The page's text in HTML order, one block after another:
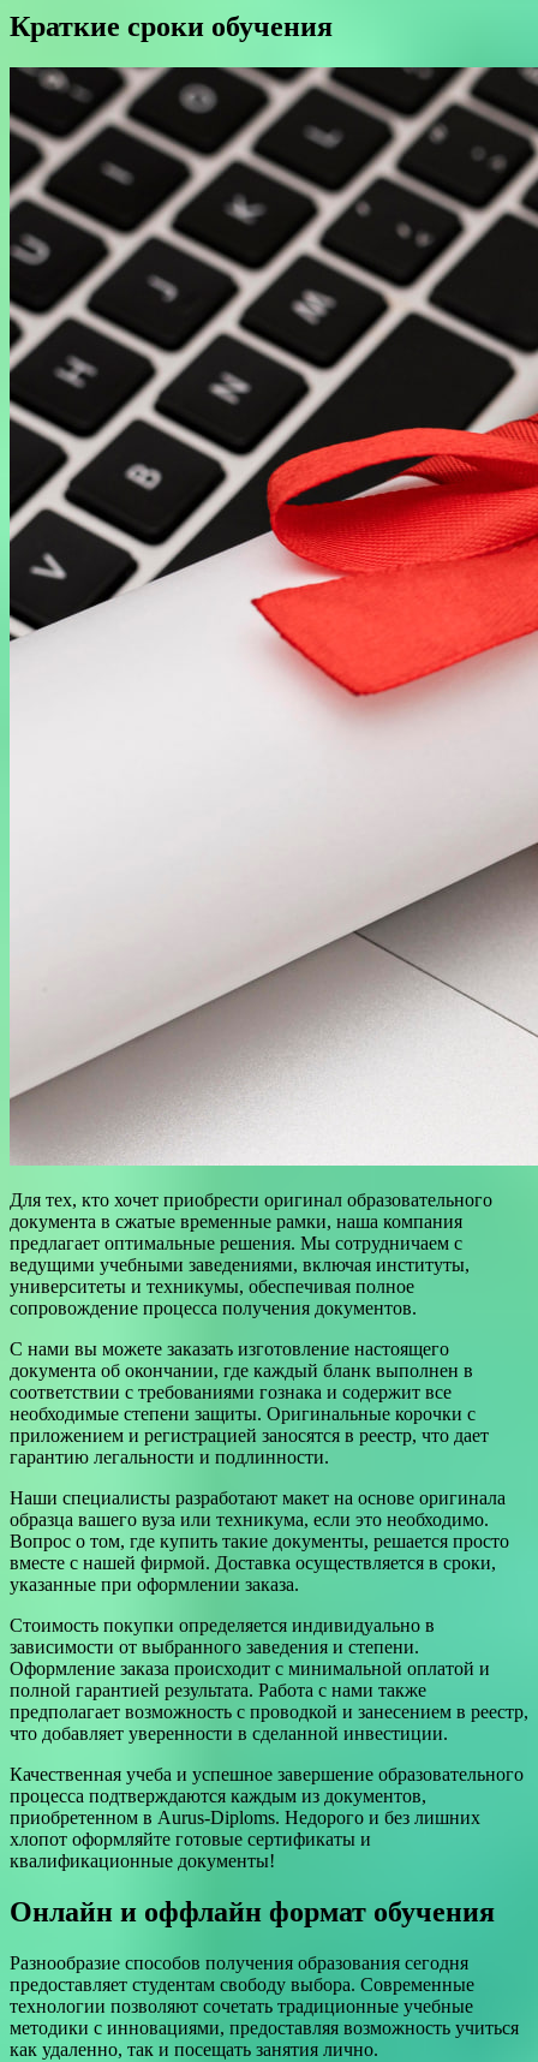
Краткие сроки обучения
Для тех, кто хочет приобрести оригинал образовательного
документа в сжатые временные рамки, наша компания
предлагает оптимальные решения. Мы сотрудничаем с
ведущими учебными заведениями, включая институты,
университеты и техникумы, обеспечивая полное
сопровождение процесса получения документов.
С нами вы можете заказать изготовление настоящего
документа об окончании, где каждый бланк выполнен в
соответствии с требованиями гознака и содержит все
необходимые степени защиты. Оригинальные корочки с
приложением и регистрацией заносятся в реестр, что дает
гарантию легальности и подлинности.
Наши специалисты разработают макет на основе оригинала
образца вашего вуза или техникума, если это необходимо.
Вопрос о том, где купить такие документы, решается просто
вместе с нашей фирмой. Доставка осуществляется в сроки,
указанные при оформлении заказа.
Стоимость покупки определяется индивидуально в
зависимости от выбранного заведения и степени.
Оформление заказа происходит с минимальной оплатой и
полной гарантией результата. Работа с нами также
предполагает возможность с проводкой и занесением в реестр,
что добавляет уверенности в сделанной инвестиции.
Качественная учеба и успешное завершение образовательного
процесса подтверждаются каждым из документов,
приобретенном в Aurus-Diploms. Недорого и без лишних
хлопот оформляйте готовые сертификаты и
квалификационные документы!
Онлайн и оффлайн формат обучения
Разнообразие способов получения образования сегодня
предоставляет студентам свободу выбора. Современные
технологии позволяют сочетать традиционные учебные
методики с инновациями, предоставляя возможность учиться
как удаленно, так и посещать занятия лично.